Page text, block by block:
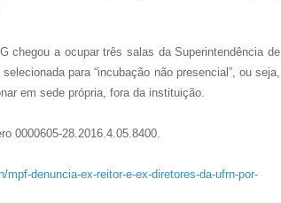
chegou a ocupar três salas da Superintendência de
para “incubação não presencial”, ou seja,
em sede própria, fora da instituição.
0000605-28.2016.4.05.8400.
denuncia-ex-reitor-e-ex-diretores-da-ufrn-por-